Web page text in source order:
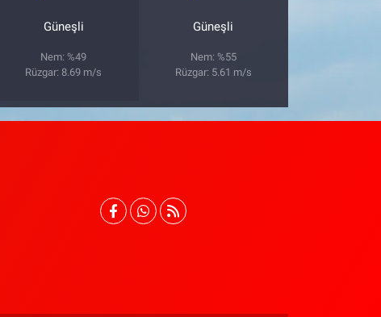
Güneşli
Nem: %49
Rüzgar: 8.69 m/s
Güneşli
Nem: %55
Rüzgar: 5.61 m/s